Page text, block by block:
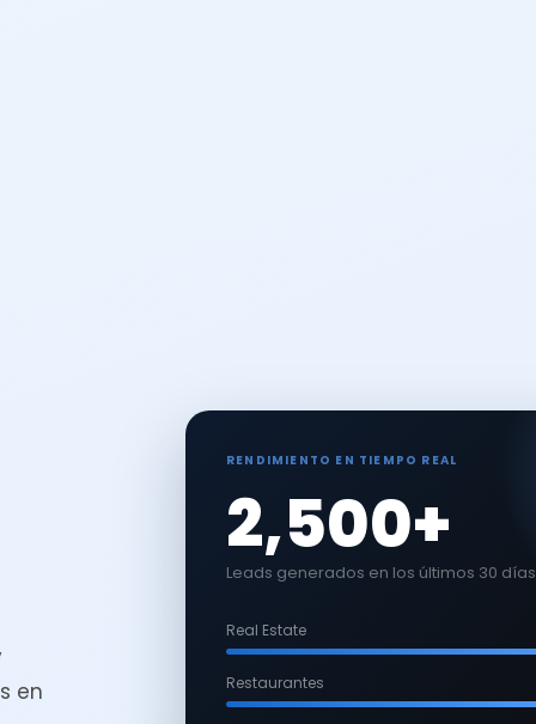
en
RENDIMIENTO EN TIEMPO REAL
2,500+
Leads generados en los últimos 30 días
Real Estate
Restaurantes